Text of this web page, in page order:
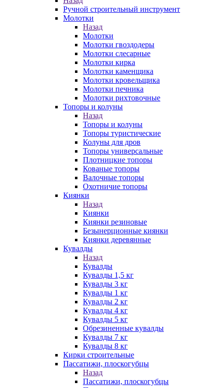
Ручной строительный инструмент
Молотки
Назад
Молотки
Молотки гвоздодеры
Молотки слесарные
Молотки кирка
Молотки каменщика
Молотки кровельщика
Молотки печника
Молотки рихтовочные
Топоры и колуны
Назад
Топоры и колуны
Топоры туристические
Колуны для дров
Топоры универсальные
Плотницкие топоры
Кованые топоры
Валочные топоры
Охотничие топоры
Киянки
Назад
Киянки
Киянки резиновые
Безынерционные киянки
Киянки деревянные
Кувалды
Назад
Кувалды
Кувалды 1,5 кг
Кувалды 3 кг
Кувалды 1 кг
Кувалды 2 кг
Кувалды 4 кг
Кувалды 5 кг
Обрезиненные кувалды
Кувалды 7 кг
Кувалды 8 кг
Кирки строительные
Пассатижи, плоскогубцы
Назад
Пассатижи, плоскогубцы